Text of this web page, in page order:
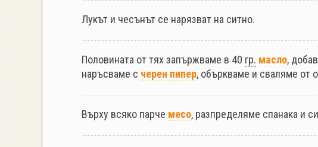
Лукът и чесънът се нарязват на ситно.
Половината от тях запържваме в 40 гр. масло,
наръсваме с черен пипер, объркваме и сваляме от
Върху всяко парче месо, разпределяме спанака и